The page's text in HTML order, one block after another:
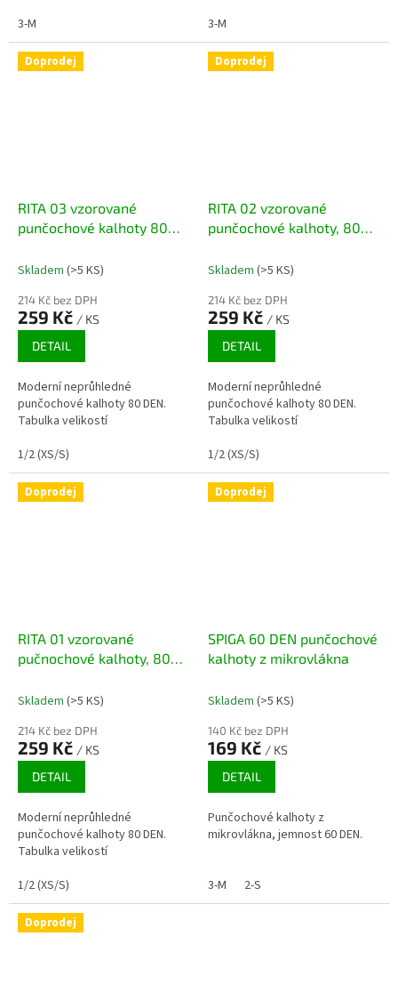
3-M
3-M
Doprodej
RITA 03 vzorované
punčochové kalhoty 80
Skladem (>5 KS)
214 Kč bez DPH
259 Kč / KS
DETAIL
Moderní neprůhledné
punčochové kalhoty 80 DEN.
Tabulka velikostí
1/2 (XS/S)
Doprodej
RITA 02 vzorované
punčochové kalhoty, 80
Skladem (>5 KS)
214 Kč bez DPH
259 Kč / KS
DETAIL
Moderní neprůhledné
punčochové kalhoty 80 DEN.
Tabulka velikostí
1/2 (XS/S)
Doprodej
RITA 01 vzorované
pučnochové kalhoty, 80
Skladem (>5 KS)
214 Kč bez DPH
259 Kč / KS
DETAIL
Moderní neprůhledné
punčochové kalhoty 80 DEN.
Tabulka velikostí
1/2 (XS/S)
Doprodej
SPIGA 60 DEN punčochové
kalhoty z mikrovlákna
Skladem (>5 KS)
140 Kč bez DPH
169 Kč / KS
DETAIL
Punčochové kalhoty z
mikrovlákna, jemnost 60 DEN.
3-M 2-S
Doprodej